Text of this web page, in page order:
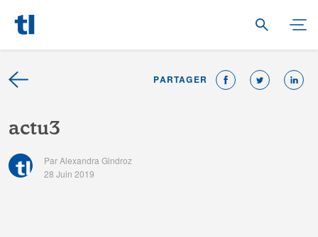
PARTAGER
actu3
Par Alexandra Gindroz
28 Juin 2019